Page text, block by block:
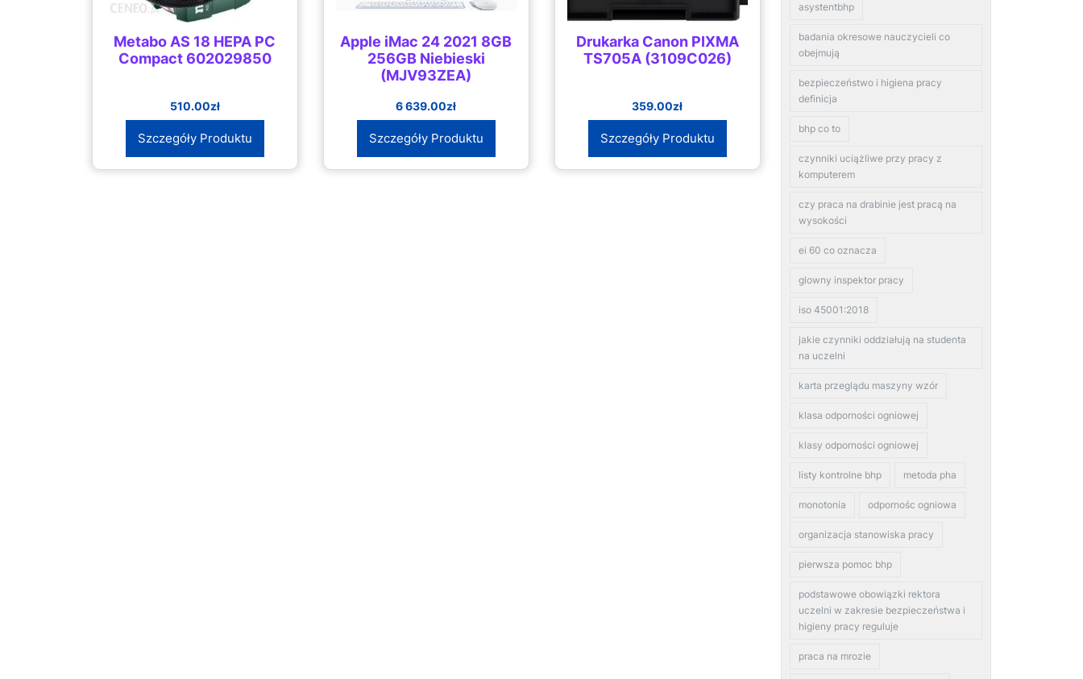
Metabo AS 18 HEPA PC
Compact 602029850
510.00zł
Szczegóły Produktu
Apple iMac 24 2021 8GB
256GB Niebieski
(MJV93ZEA)
6 639.00zł
Szczegóły Produktu
Drukarka Canon PIXMA
TS705A (3109C026)
359.00zł
Szczegóły Produktu
asystentbhp
badania okresowe nauczycieli co
obejmują
bezpieczeństwo i higiena pracy
definicja
bhp co to
czynniki uciążliwe przy pracy z
komputerem
czy praca na drabinie jest pracą na
wysokości
ei 60 co oznacza
glowny inspektor pracy
iso 45001:2018
jakie czynniki oddziałują na studenta
na uczelni
karta przeglądu maszyny wzór
klasa odporności ogniowej
klasy odporności ogniowej
listy kontrolne bhp metoda pha
monotonia odpornośc ogniowa
organizacja stanowiska pracy
pierwsza pomoc bhp
podstawowe obowiązki rektora
uczelni w zakresie bezpieczeństwa i
higieny pracy reguluje
praca na mrozie